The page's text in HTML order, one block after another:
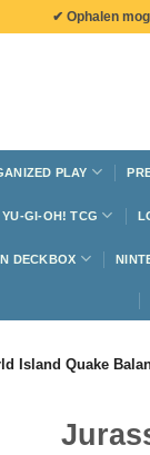
✔ Ophalen
PLAY
YU-GI-OH! TCG
DECKBOX
Island Quake